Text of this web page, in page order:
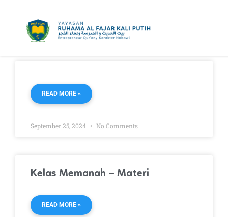
READ MORE »
September 25, 2024 No Comments
Kelas Memanah – Materi
READ MORE »